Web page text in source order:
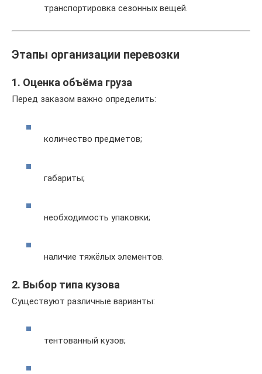
транспортировка сезонных вещей.
Этапы организации перевозки
1. Оценка объёма груза
Перед заказом важно определить:
количество предметов;
габариты;
необходимость упаковки;
наличие тяжёлых элементов.
2. Выбор типа кузова
Существуют различные варианты:
тентованный кузов;